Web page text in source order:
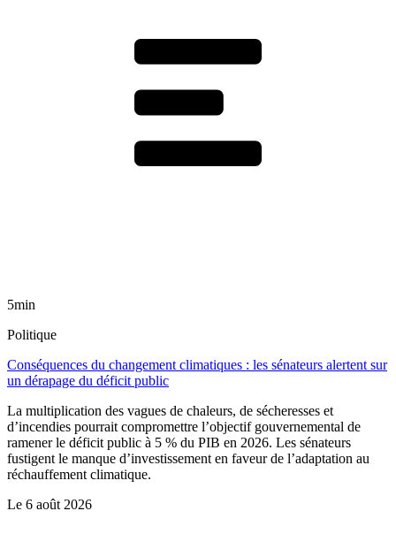
5min
Politique
Conséquences du changement climatiques : les sénateurs alertent sur
un dérapage du déficit public
La multiplication des vagues de chaleurs, de sécheresses et
d’incendies pourrait compromettre l’objectif gouvernemental de
ramener le déficit public à 5 % du PIB en 2026. Les sénateurs
fustigent le manque d’investissement en faveur de l’adaptation au
réchauffement climatique.
Le 6 août 2026